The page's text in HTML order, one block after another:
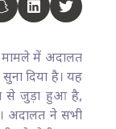
मामले में अदालत
दिया है। यह
से जुड़ा हुआ है,
अदालत ने सभी